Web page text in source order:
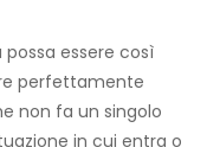
essere così
perfettamente
non fa un singolo
in cui entra o